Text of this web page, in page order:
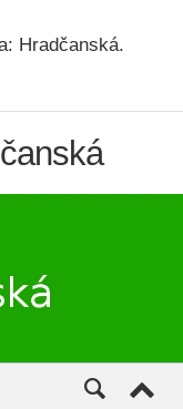
Hradčanská.